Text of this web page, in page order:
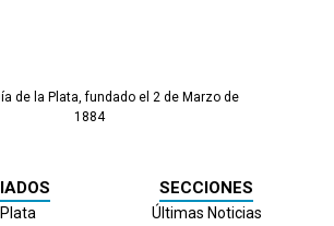
de la Plata, fundado el 2 de Marzo de
1884
SECCIONES
Últimas Noticias